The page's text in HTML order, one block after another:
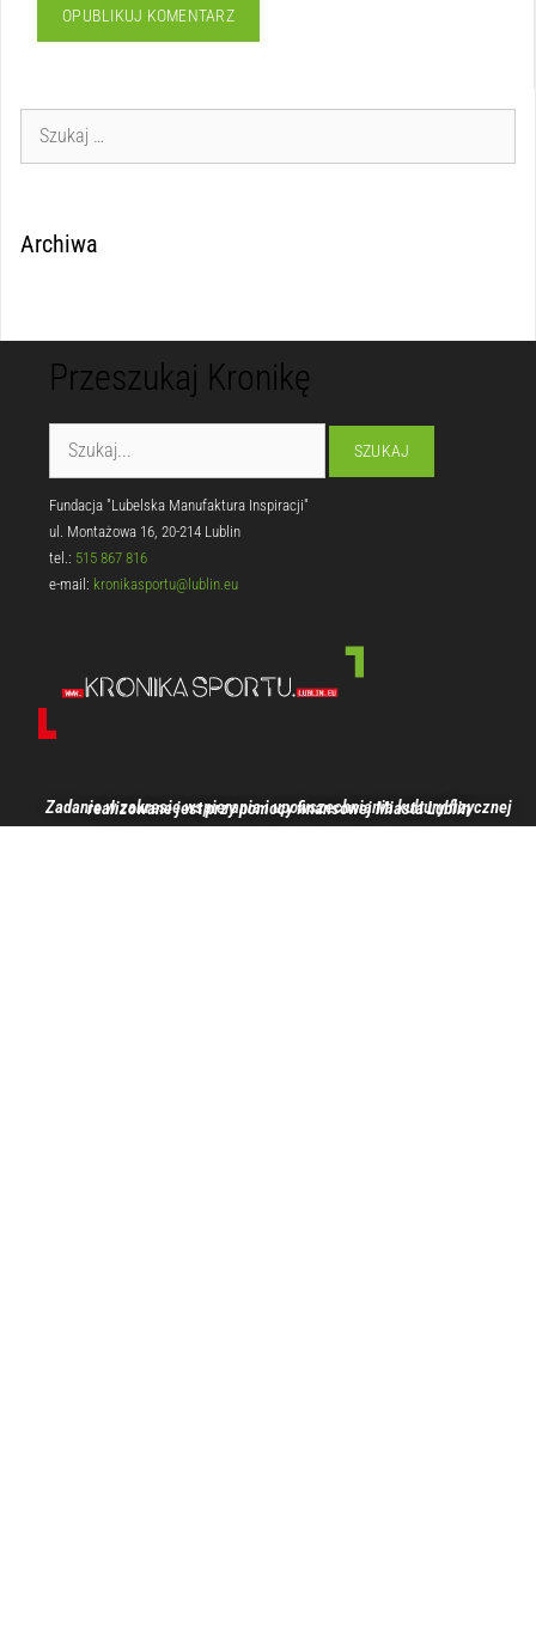
Archiwa
Przeszukaj Kronikę
Fundacja "Lubelska Manufaktura Inspiracji"
ul. Montażowa 16, 20-214 Lublin
tel.: 515 867 816
e-mail: kronikasportu@lublin.eu
Zadanie w zakresie wspierania i upowszechniania kultury fizycznej realizowane jest przy pomocy finansowej Miasta Lublin